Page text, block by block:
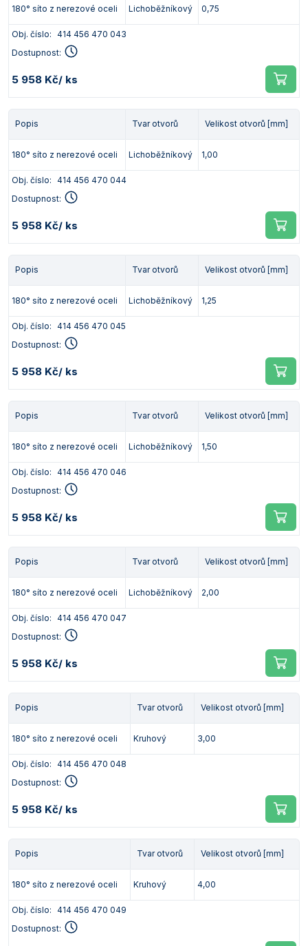
180° síto z nerezové oceli Lichoběžníkový 0,75
Obj. číslo: 414 456 470 043
Dostupnost:
5 958 Kč/ ks
Popis Tvar otvorů Velikost otvorů [mm]
180° síto z nerezové oceli Lichoběžníkový 1,00
Obj. číslo: 414 456 470 044
Dostupnost:
5 958 Kč/ ks
Popis Tvar otvorů Velikost otvorů [mm]
180° síto z nerezové oceli Lichoběžníkový 1,25
Obj. číslo: 414 456 470 045
Dostupnost:
5 958 Kč/ ks
Popis Tvar otvorů Velikost otvorů [mm]
180° síto z nerezové oceli Lichoběžníkový 1,50
Obj. číslo: 414 456 470 046
Dostupnost:
5 958 Kč/ ks
Popis Tvar otvorů Velikost otvorů [mm]
180° síto z nerezové oceli Lichoběžníkový 2,00
Obj. číslo: 414 456 470 047
Dostupnost:
5 958 Kč/ ks
Popis Tvar otvorů Velikost otvorů [mm]
180° síto z nerezové oceli Kruhový 3,00
Obj. číslo: 414 456 470 048
Dostupnost:
5 958 Kč/ ks
Popis Tvar otvorů Velikost otvorů [mm]
180° síto z nerezové oceli Kruhový 4,00
Obj. číslo: 414 456 470 049
Dostupnost: